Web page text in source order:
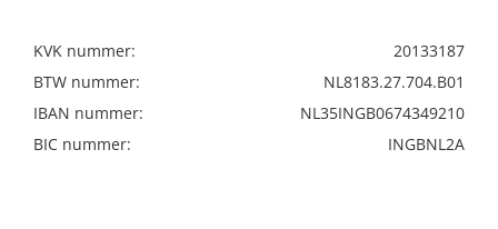
KVK nummer:
20133187
BTW nummer:
NL8183.27.704.B01
IBAN nummer:
NL35INGB0674349210
BIC nummer:
INGBNL2A